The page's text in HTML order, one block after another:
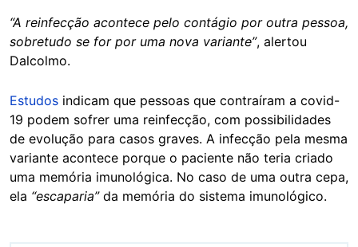
“A reinfecção acontece pelo contágio por outra pessoa,
sobretudo se for por uma nova variante”, alertou
Dalcolmo.
Estudos indicam que pessoas que contraíram a covid-
19 podem sofrer uma reinfecção, com possibilidades
de evolução para casos graves. A infecção pela mesma
variante acontece porque o paciente não teria criado
uma memória imunológica. No caso de uma outra cepa,
ela “escaparia” da memória do sistema imunológico.